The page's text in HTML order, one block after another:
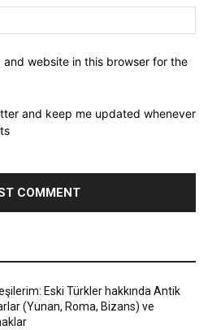
and website in this browser for the
and keep me updated whenever
Eski Türkler hakkında Antik
(Yunan, Roma, Bizans) ve